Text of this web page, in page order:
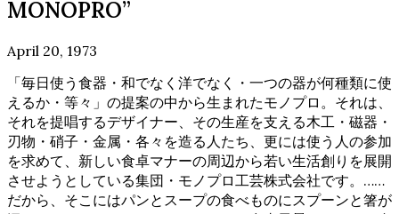
MONOPRO”
April 20, 1973
「毎日使う食器・和でなく洋でなく・一つの器が何種類に使
えるか・等々」の提案の中から生まれたモノプロ。それは、
それを提唱するデザイナー、その生産を支える木工・磁器・
刃物・硝子・金属・各々を造る人たち、更には使う人の参加
を求めて、新しい食卓マナーの周辺から若い生活創りを展開
させようとしている集団・モノプロ工芸株式会社です。……
だから、そこにはパンとスープの食べものにスプーンと箸が